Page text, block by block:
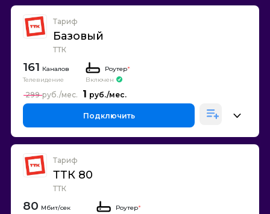
Тариф
Базовый
ТТК
161 Каналов
Телевидение
Роутер*
Включен
1
299
Подключить
Тариф
ТТК 80
ТТК
80 Роутер*